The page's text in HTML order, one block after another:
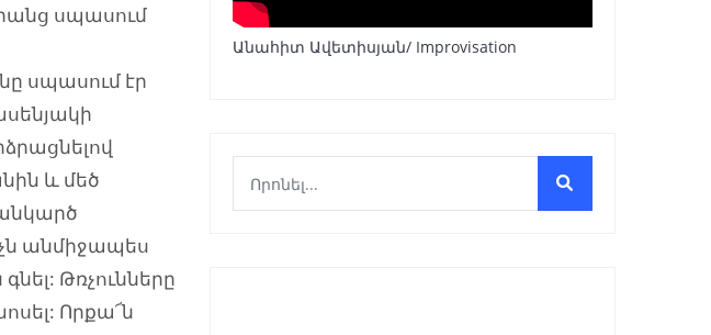
սպասում
սպասում էր
և մեծ
անմիջապես
Թռչունները
Որքա՜ն
Անահիտ Ավետիսյան/ Improvisation